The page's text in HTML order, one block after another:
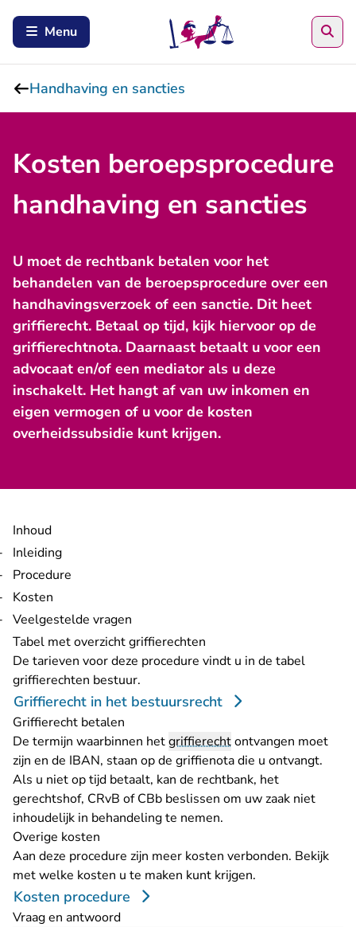
Menu
Handhaving en sancties
Kosten beroepsprocedure
handhaving en sancties
U moet de rechtbank betalen voor het
behandelen van de beroepsprocedure over een
handhavingsverzoek of een sanctie. Dit heet
griffierecht. Betaal op tijd, kijk hiervoor op de
griffierechtnota. Daarnaast betaalt u voor een
advocaat en/of een mediator als u deze
inschakelt. Het hangt af van uw inkomen en
eigen vermogen of u voor de kosten
overheidssubsidie kunt krijgen.
Inhoud
Inleiding
Procedure
Kosten
Veelgestelde vragen
Tabel met overzicht griffierechten
De tarieven voor deze procedure vindt u in de tabel
griffierechten bestuur.
Griffierecht in het bestuursrecht
Griffierecht betalen
De termijn waarbinnen hetgriffierechtontvangen moet
zijn en de IBAN, staan op de griffienota die u ontvangt.
Als u niet op tijd betaalt, kan de rechtbank, het
gerechtshof, CRvB of CBb beslissen om uw zaak niet
inhoudelijk in behandeling te nemen.
Overige kosten
Aan deze procedure zijn meer kosten verbonden. Bekijk
met welke kosten u te maken kunt krijgen.
Kosten procedure
Vraag en antwoord